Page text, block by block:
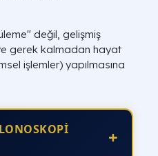
değil, gelişmiş
gerek kalmadan hayat
işlemler) yapılmasına
+